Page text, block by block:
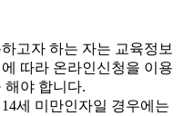
고자 하는 자는 교육정보
따라 온라인신청을 이용
해야 합니다.
세 미만인자일 경우에는